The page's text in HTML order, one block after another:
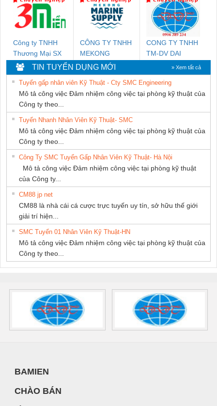
THƯỢNG ĐÌNH
NAM
Công ty TNHH
Thương Mại SX
Ba Miền
CÔNG TY TNHH
MEKONG
MARINE
SUPPLY
CONG TY TNHH
TM-DV DAI
DONG THANH
TIN TUYỂN DỤNG MỚI » Xem tất cả
Tuyển gấp nhân viên Kỹ Thuật - Cty SMC Engineering
Mô tả công việc Đảm nhiệm công việc tại phòng kỹ thuật của
Công ty theo...
Tuyển Nhanh Nhân Viên Kỹ Thuật- SMC
Mô tả công việc Đảm nhiệm công việc tại phòng kỹ thuật của
Công ty theo...
Công Ty SMC Tuyển Gấp Nhân Viên Kỹ Thuật- Hà Nội
Mô tả công việc Đảm nhiệm công việc tại phòng kỹ thuật
của Công ty...
CM88 jp net
CM88 là nhà cái cá cược trực tuyến uy tín, sở hữu thế giới
giải trí hiện...
SMC Tuyển 01 Nhân Viên Kỹ Thuật-HN
Mô tả công việc Đảm nhiệm công việc tại phòng kỹ thuật của
Công ty theo...
BAMIEN
CHÀO BÁN